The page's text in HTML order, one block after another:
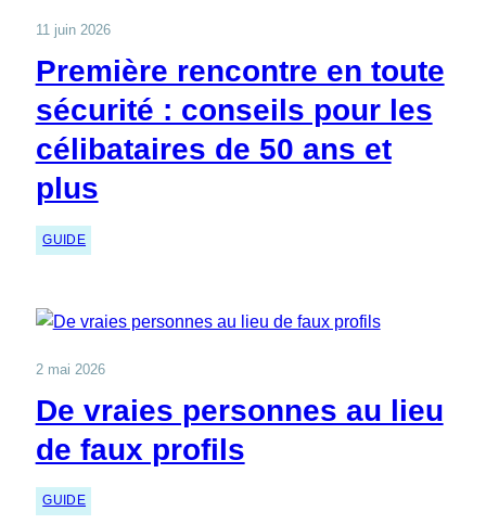
11 juin 2026
Première rencontre en toute
sécurité : conseils pour les
célibataires de 50 ans et
plus
GUIDE
2 mai 2026
De vraies personnes au lieu
de faux profils
GUIDE